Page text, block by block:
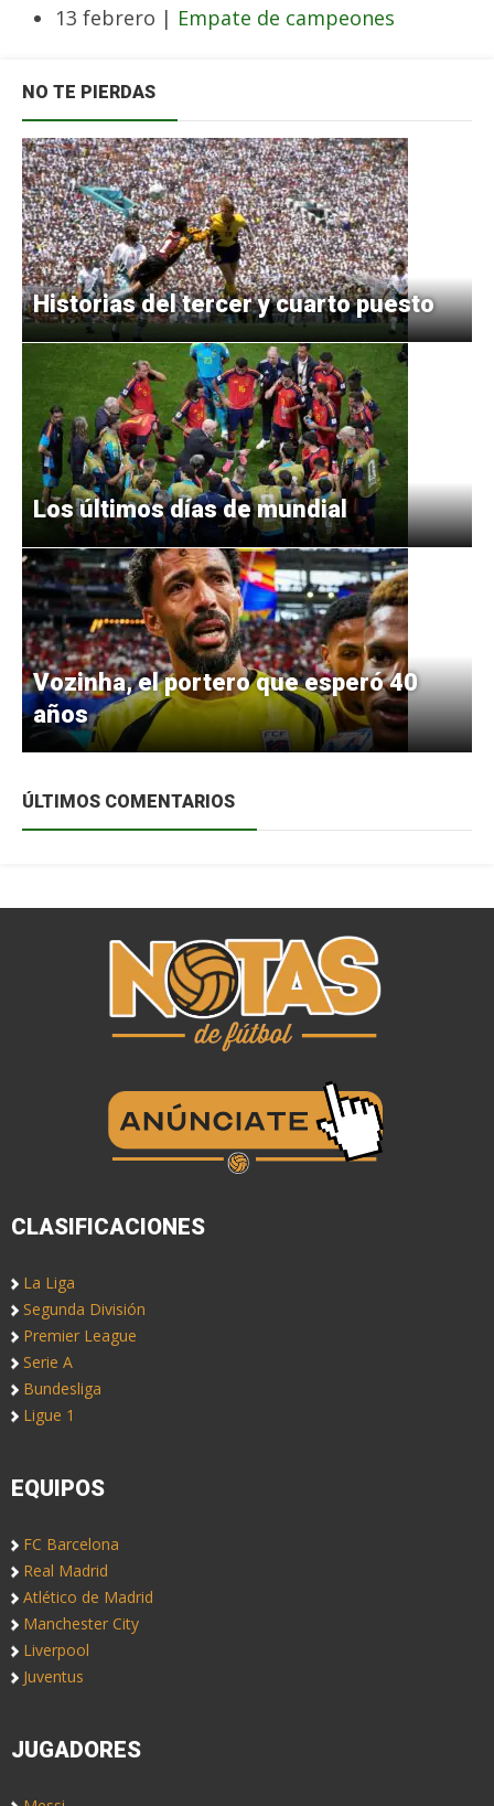
13 febrero | Empate de campeones
NO TE PIERDAS
Historias del tercer y cuarto puesto
Los últimos días de mundial
Vozinha, el portero que esperó 40
años
ÚLTIMOS COMENTARIOS
CLASIFICACIONES
La Liga
Segunda División
Premier League
Serie A
Bundesliga
Ligue 1
EQUIPOS
FC Barcelona
Real Madrid
Atlético de Madrid
Manchester City
Liverpool
Juventus
JUGADORES